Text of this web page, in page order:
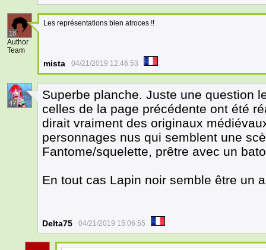
18
Author
Team
Les représentations bien atroces !!
mista 04/21/2019 12:46:53
47
Superbe planche. Juste une question
celles de la page précédente ont été
dirait vraiment des originaux
personnages nus qui semblent une
Fantome/squelette, prêtre avec un
En tout cas Lapin noir semble être un
Delta75 04/21/2019 15:06:55